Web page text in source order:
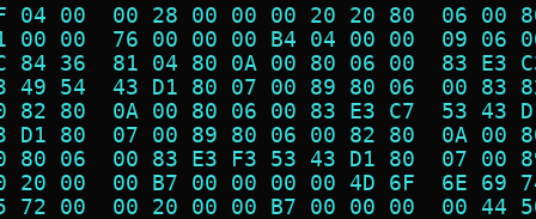
04 00  00 28 00 00 00 20 20 80  06
00 00  76 00 00 00 B4 04 00 00  09
84 36  81 04 80 0A 00 80 06 00  83
49 54  43 D1 80 07 00 89 80 06  00
82 80  0A 00 80 06 00 83 E3 C7  53
D1 80  07 00 89 80 06 00 82 80  0A
80 06  00 83 E3 F3 53 43 D1 80  07
20 00  00 B7 00 00 00 00 4D 6F  6E
72 00  00 20 00 00 B7 00 00 00  00